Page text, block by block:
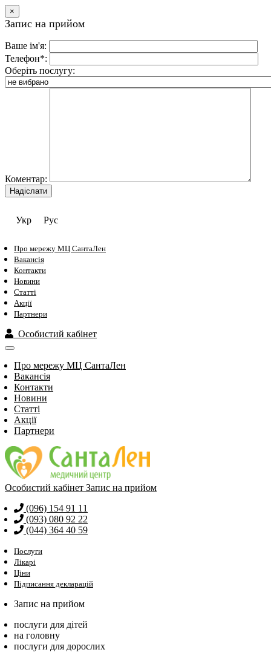
×
Запис на прийом
Ваше ім'я:
Телефон*:
Оберіть послугу:
Коментар:
Укр Рус
Про мережу МЦ СантаЛен
Вакансія
Контакти
Новини
Статті
Акції
Партнери
Особистий кабінет
Про мережу МЦ СантаЛен
Вакансія
Контакти
Новини
Статті
Акції
Партнери
Особистий кабінет Запис на прийом
(096) 154 91 11
(093) 080 92 22
(044) 364 40 59
Послуги
Лікарі
Ціни
Підписання декларацій
Запис на прийом
послуги для дітей
на головну
послуги для дорослих